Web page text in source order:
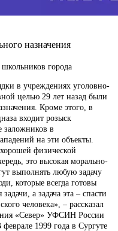
назначения
города
в учреждениях уголовно-
целью 29 лет назад были
Кроме этого, в
входит розыск
заложников в
на эти объекты.
физической
это высокая морально-
выполнять любую задачу
которые всегда готовы
а задача эта – спасти
человека», – рассказал
«Север» УФСИН России
1999 года в Сургуте